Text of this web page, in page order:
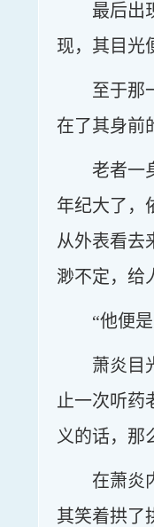
最后出
现，其目光
至于那
在了其身前
老者一
年纪大了，
从外表看去
渺不定，给
“他便
萧炎目
止一次听药
义的话，那
在萧炎
其笑着拱了